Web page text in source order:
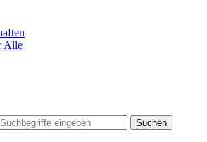
Alle
Suchen